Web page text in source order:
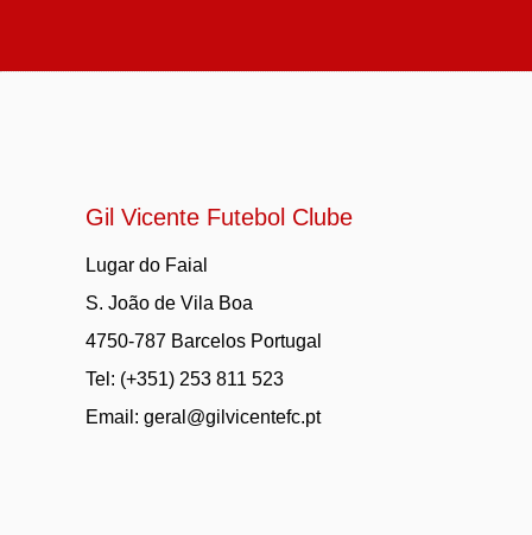
Gil Vicente Futebol Clube
Lugar do Faial
S. João de Vila Boa
4750-787 Barcelos Portugal
Tel: (+351) 253 811 523
Email: geral@gilvicentefc.pt